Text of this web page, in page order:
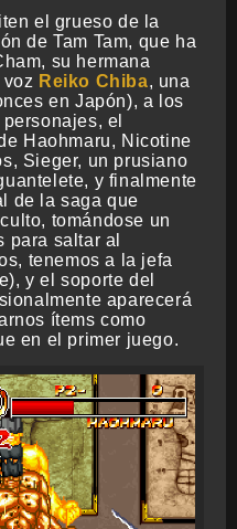
el grueso de la
de Tam Tam, que ha
su hermana
Reiko Chiba, una
en Japón), a los
el
Haohmaru, Nicotine
Sieger, un prusiano
y finalmente
de la saga que
tomándose un
para saltar al
tenemos a la jefa
y el soporte del
aparecerá
ítems como
en el primer juego.